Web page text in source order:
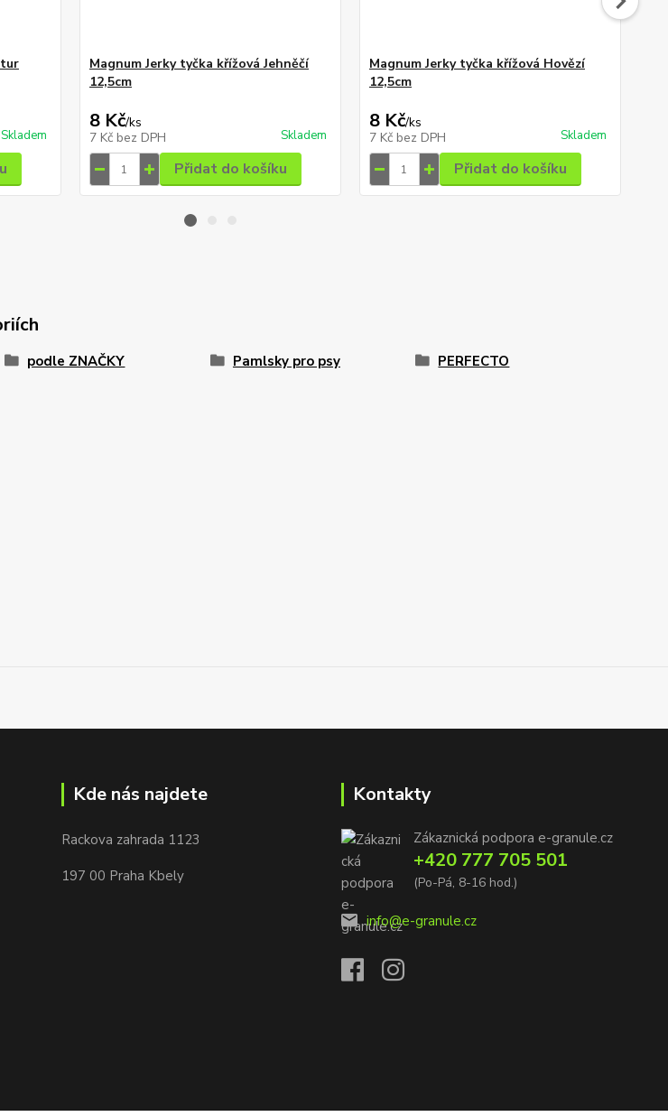
Skladem
Magnum Jerky tyčka křížová Jehněčí
12,5cm
8 Kč/ks
7 Kč bez DPH Skladem
Přidat do košíku
Magnum Jerky tyčka křížová Hovězí
12,5cm
8 Kč/ks
7 Kč bez DPH Skladem
Přidat do košíku
podle ZNAČKY Pamlsky pro psy PERFECTO
Kde nás najdete
Rackova zahrada 1123
197 00 Praha Kbely
Kontakty
Zákaznická podpora e-granule.cz
+420 777 705 501
(Po-Pá, 8-16 hod.)
info@e-granule.cz